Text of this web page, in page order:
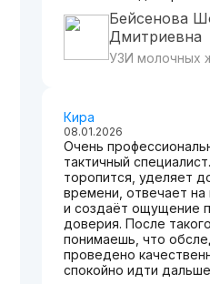
Бейсенова
Дмитриевна
УЗИ молочных
Кира
08.01.2026
Очень
тактичный
торопится, уделяет
времени, отвечает
и создаёт ощущение
доверия. После
понимаешь, что
проведено
спокойно идти